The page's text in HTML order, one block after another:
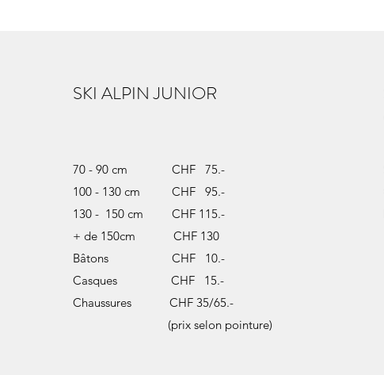
SKI ALPIN JUNIOR
70 - 90 cm CHF 75.-
100 - 130 cm CHF 95.-
130 - 150 cm CHF 115.-
+ de 150cm CHF 130
Bâtons CHF 10.-
Casques CHF 15.-
Chaussures CHF 35/65.-
(prix selon pointure)